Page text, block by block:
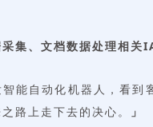
集、文档数据处理相关
能自动化机器人，看到
路上走下去的决心。
」